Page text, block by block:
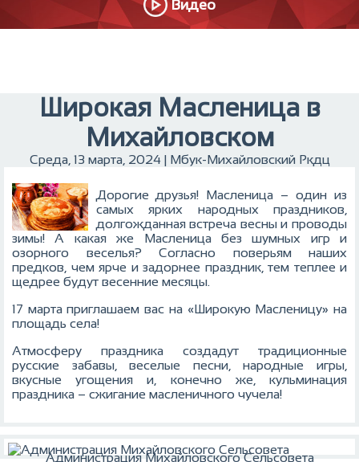
Видео
Широкая Масленица в
Михайловском
Среда, 13 марта, 2024 | Мбук-Михайловский Ркдц
Дорогие друзья! Масленица – один из
самых ярких народных праздников,
долгожданная встреча весны и проводы
зимы! А какая же Масленица без шумных игр и
озорного веселья? Согласно поверьям наших
предков, чем ярче и задорнее праздник, тем теплее и
щедрее будут весенние месяцы.
17 марта приглашаем вас на «Широкую Масленицу» на
площадь села!
Атмосферу праздника создадут традиционные
русские забавы, веселые песни, народные игры,
вкусные угощения и, конечно же, кульминация
праздника – сжигание масленичного чучела!
Администрация Михайловского Сельсовета